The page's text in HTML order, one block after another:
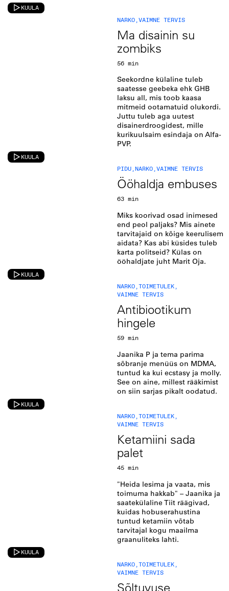
KUULA
NARKO,VAIMNE TERVIS
Ma disainin su
zombiks
56 min
Seekordne külaline tuleb
saatesse geebeka ehk GHB
laksu all, mis toob kaasa
mitmeid ootamatuid olukordi.
Juttu tuleb aga uutest
disainerdroogidest, mille
kurikuulsaim esindaja on Alfa-
PVP.
KUULA
PIDU,NARKO,VAIMNE TERVIS
Ööhaldja embuses
63 min
Miks koorivad osad inimesed
end peol paljaks? Mis ainete
tarvitajaid on kõige keerulisem
aidata? Kas abi küsides tuleb
karta politseid? Külas on
ööhaldjate juht Marit Oja.
KUULA
NARKO,TOIMETULEK,
VAIMNE TERVIS
Antibiootikum
hingele
59 min
Jaanika P ja tema parima
sõbranje menüüs on MDMA,
tuntud ka kui ecstasy ja molly.
See on aine, millest rääkimist
on siin sarjas pikalt oodatud.
KUULA
NARKO,TOIMETULEK,
VAIMNE TERVIS
Ketamiini sada
palet
45 min
"Heida lesima ja vaata, mis
toimuma hakkab" – Jaanika ja
saatekülaline Tiit räägivad,
kuidas hobuserahustina
tuntud ketamiin võtab
tarvitajal kogu maailma
graanuliteks lahti.
KUULA
NARKO,TOIMETULEK,
VAIMNE TERVIS
Sõltuvuse